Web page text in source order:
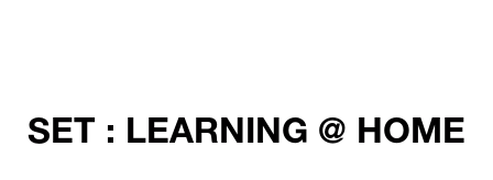
SET : LEARNING @ HOME